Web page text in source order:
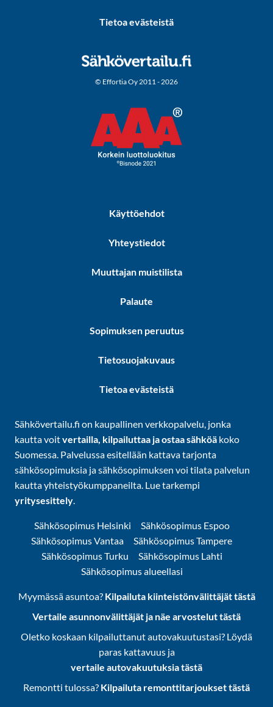
Tietoa evästeistä
© Effortia Oy 2011 - 2026
Käyttöehdot
Yhteystiedot
Muuttajan muistilista
Palaute
Sopimuksen peruutus
Tietosuojakuvaus
Tietoa evästeistä
Sähkövertailu.fi on kaupallinen verkkopalvelu, jonka
kautta voitvertailla, kilpailuttaa ja ostaa sähköä koko
Suomessa. Palvelussa esitellään kattava tarjonta
sähkösopimuksia ja sähkösopimuksen voi tilata palvelun
kautta yhteistyökumppaneilta. Lue tarkempi
yritysesittely
Sähkösopimus Helsinki
Sähkösopimus Espoo
Sähkösopimus Vantaa
Sähkösopimus Tampere
Sähkösopimus Turku
Sähkösopimus Lahti
Sähkösopimus alueellasi
Myymässä asuntoa? Kilpailuta kiinteistönvälittäjät tästä
Vertaile asunnonvälittäjät ja näe arvostelut tästä
Oletko koskaan kilpailuttanut autovakuutustasi? Löydä
paras kattavuus ja
vertaile autovakuutuksia tästä
Remontti tulossa? Kilpailuta remonttitarjoukset tästä